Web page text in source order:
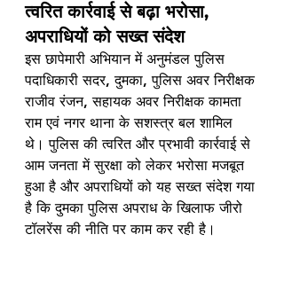
त्वरित कार्रवाई से बढ़ा भरोसा,
अपराधियों को सख्त संदेश
इस छापेमारी अभियान में अनुमंडल पुलिस
पदाधिकारी सदर, दुमका, पुलिस अवर निरीक्षक
राजीव रंजन, सहायक अवर निरीक्षक कामता
राम एवं नगर थाना के सशस्त्र बल शामिल
थे। पुलिस की त्वरित और प्रभावी कार्रवाई से
आम जनता में सुरक्षा को लेकर भरोसा मजबूत
हुआ है और अपराधियों को यह सख्त संदेश गया
है कि दुमका पुलिस अपराध के खिलाफ जीरो
टॉलरेंस की नीति पर काम कर रही है।